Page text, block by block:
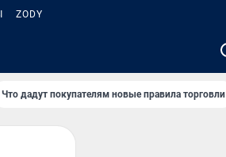
ZODY
Что дадут покупателям новые правила торговли